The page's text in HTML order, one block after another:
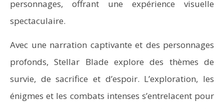
personnages, offrant une expérience visuelle
spectaculaire.
Avec une narration captivante et des personnages
profonds, Stellar Blade explore des thèmes de
survie, de sacrifice et d’espoir. L’exploration, les
énigmes et les combats intenses s’entrelacent pour